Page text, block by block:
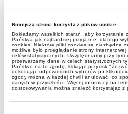
Niniejsza strona korzysta z plików cookie
Dokładamy wszelkich starań, aby korzystanie
Państwa jak najbardziej przyjazne, dlatego
cookies. Niektóre pliki cookies są niezbędne
możliwe było przeglądanie strony
celów statystycznych. Uwzględniamy przy tym
przetwarzamy dane w celach statystycznych
Państwo na to zgodę, klikając przycisk
dokonując odpowiednich wyborów po
zgody można w każdej chwili anulować, co
danych w przyszłości. Więcej informacji na
dostosowywania można znaleźć korzystając z
alerty